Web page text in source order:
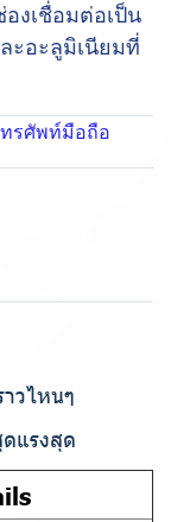
งเชื่อมต่อเป็น
ะอะลูมิเนียมที่
รศัพท์มือถือ
วไหนๆ
แรงสุด